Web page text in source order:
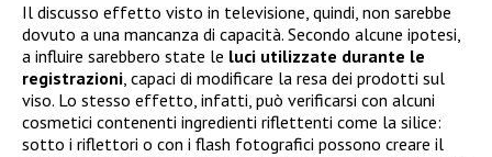
Il discusso effetto visto in televisione, quindi, non sarebbe
dovuto a una mancanza di capacità. Secondo alcune ipotesi,
a influire sarebbero state le luci utilizzate durante le
registrazioni, capaci di modificare la resa dei prodotti sul
viso. Lo stesso effetto, infatti, può verificarsi con alcuni
cosmetici contenenti ingredienti riflettenti come la silice:
sotto i riflettori o con i flash fotografici possono creare il